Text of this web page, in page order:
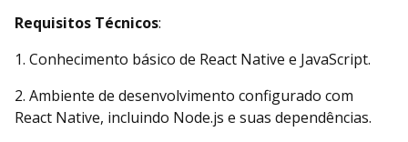
Requisitos Técnicos:
1. Conhecimento básico de React Native e JavaScript.
2. Ambiente de desenvolvimento configurado com
React Native, incluindo Node.js e suas dependências.